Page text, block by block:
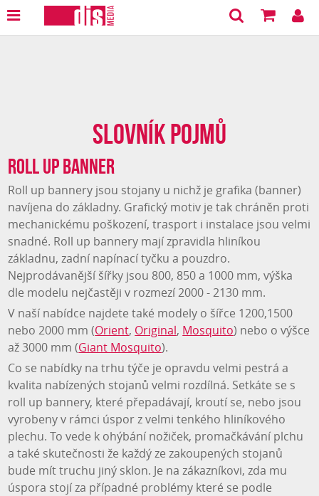
Slovník pojmů
Roll up banner
Roll up bannery jsou stojany u nichž je grafika (banner)
navíjena do základny. Grafický motiv je tak chráněn proti
mechanickému poškození, trasport i instalace jsou velmi
snadné. Roll up bannery mají zpravidla hliníkou
základnu, zadní napínací tyčku a pouzdro.
Nejprodávanější šířky jsou 800, 850 a 1000 mm, výška
dle modelu nejčastěji v rozmezí 2000 - 2130 mm.
V naší nabídce najdete také modely o šířce 1200,1500
nebo 2000 mm (Orient, Original, Mosquito) nebo o výšce
až 3000 mm (Giant Mosquito).
Co se nabídky na trhu týče je opravdu velmi pestrá a
kvalita nabízených stojanů velmi rozdílná. Setkáte se s
roll up bannery, které přepadávají, kroutí se, nebo jsou
vyrobeny v rámci úspor z velmi tenkého hliníkového
plechu. To vede k ohýbání nožiček, promačkávání plchu
a také skutečnosti že každý ze zakoupených stojanů
bude mít truchu jiný sklon. Je na zákazníkovi, zda mu
úspora stojí za případné problémy které se podle